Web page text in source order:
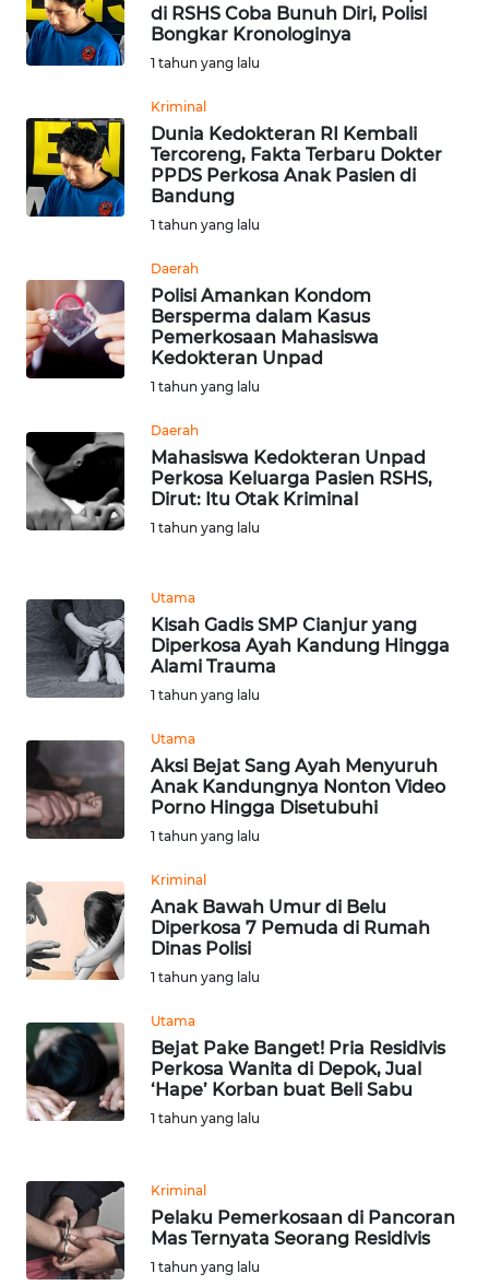
di RSHS Coba Bunuh Diri, Polisi
Bongkar Kronologinya
1 tahun yang lalu
Kriminal
Dunia Kedokteran RI Kembali
Tercoreng, Fakta Terbaru Dokter
PPDS Perkosa Anak Pasien di
Bandung
1 tahun yang lalu
Daerah
Polisi Amankan Kondom
Bersperma dalam Kasus
Pemerkosaan Mahasiswa
Kedokteran Unpad
1 tahun yang lalu
Daerah
Mahasiswa Kedokteran Unpad
Perkosa Keluarga Pasien RSHS,
Dirut: Itu Otak Kriminal
1 tahun yang lalu
Utama
Kisah Gadis SMP Cianjur yang
Diperkosa Ayah Kandung Hingga
Alami Trauma
1 tahun yang lalu
Utama
Aksi Bejat Sang Ayah Menyuruh
Anak Kandungnya Nonton Video
Porno Hingga Disetubuhi
1 tahun yang lalu
Kriminal
Anak Bawah Umur di Belu
Diperkosa 7 Pemuda di Rumah
Dinas Polisi
1 tahun yang lalu
Utama
Bejat Pake Banget! Pria Residivis
Perkosa Wanita di Depok, Jual
‘Hape’ Korban buat Beli Sabu
1 tahun yang lalu
Kriminal
Pelaku Pemerkosaan di Pancoran
Mas Ternyata Seorang Residivis
1 tahun yang lalu
WN
KALTARA
WN
KALSEL
WN
WN
SULSEL
WN
SULUT
WN
WN
MALUT
WN
WN
DANAU
TOBA
WN
WN
LANGKAT
WN
TAPANULI
SELATAN
LESUNG
WN
KARO